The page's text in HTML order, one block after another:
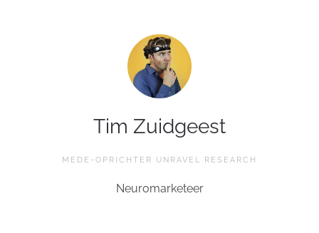
Tim Zuidgeest
MEDE-OPRICHTER UNRAVEL RESEARCH
Neuromarketeer